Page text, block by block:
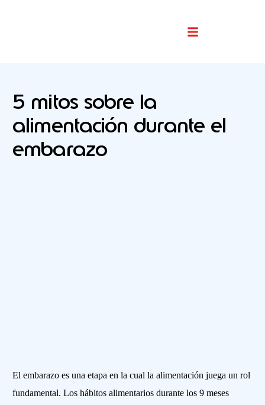
5 mitos sobre la
alimentación durante el
embarazo
El embarazo es una etapa en la cual la alimentación juega un rol
fundamental. Los hábitos alimentarios durante los 9 meses